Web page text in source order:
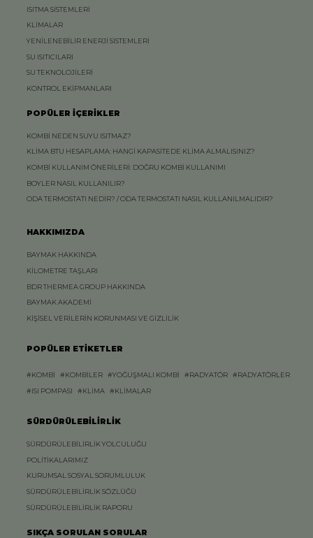
ISITMA SİSTEMLERİ
KLİMALAR
YENİLENEBİLİR ENERJİ SİSTEMLERİ
SU ISITICILARI
SU TEKNOLOJİLERİ
KONTROL EKİPMANLARI
POPÜLER İÇERİKLER
KOMBİ NEDEN SUYU ISITMAZ?
KLİMA BTU HESAPLAMA: HANGİ KAPASİTEDE KLİMA ALMALISINIZ?
KOMBİ KULLANIM ÖNERİLERİ: DOĞRU KOMBİ KULLANIMI
BOYLER NASIL KULLANILIR?
ODA TERMOSTATI NEDİR? / ODA TERMOSTATI NASIL KULLANILMALIDIR?
HAKKIMIZDA
BAYMAK HAKKINDA
KİLOMETRE TAŞLARI
BDR THERMEA GROUP HAKKINDA
BAYMAK AKADEMİ
KİŞİSEL VERİLERİN KORUNMASI VE GİZLİLİK
POPÜLER ETİKETLER
#KOMBİ #KOMBİLER #YOĞUŞMALI KOMBİ #RADYATÖR #RADYATÖRLER
#ISI POMPASI #KLİMA #KLİMALAR
SÜRDÜRÜLEBİLİRLİK
SÜRDÜRÜLEBİLİRLİK YOLCULUĞU
POLİTİKALARIMIZ
KURUMSAL SOSYAL SORUMLULUK
SÜRDÜRÜLEBİLİRLİK SÖZLÜĞÜ
SÜRDÜRÜLEBİLİRLİK RAPORU
SIKÇA SORULAN SORULAR